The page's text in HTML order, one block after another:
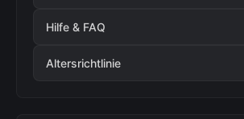
Hilfe & FAQ
Altersrichtlinie